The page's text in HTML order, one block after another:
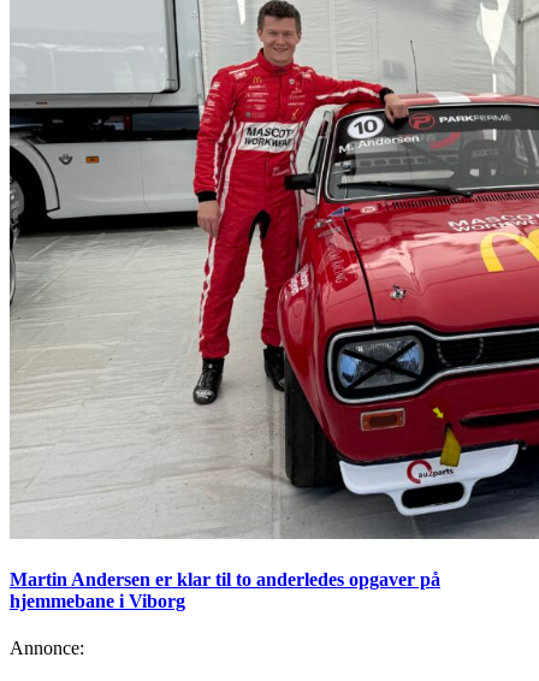
Martin Andersen er klar til to anderledes opgaver på
hjemmebane i Viborg
Annonce: